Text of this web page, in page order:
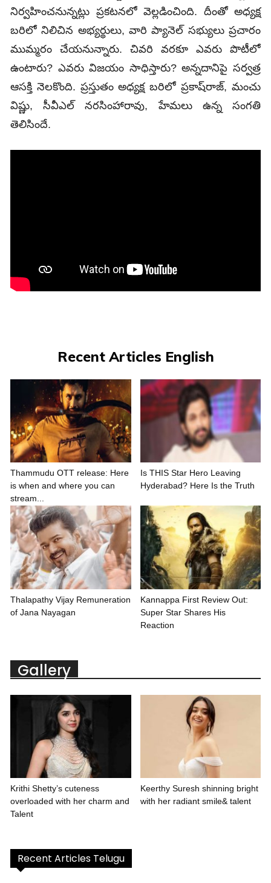
నిర్వహించనున్నట్లు ప్రకటనలో వెల్లడించింది. దీంతో అధ్యక్ష
బరిలో నిలిచిన అభ్యర్థులు, వారి ప్యానెల్‌ సభ్యులు ప్రచారం
ముమ్మరం చేయనున్నారు. చివరి వరకూ ఎవరు పొటీలో
ఉంటారు? ఎవరు విజయం సాధిస్తారు? అన్నదానిపై సర్వత్ర
ఆసక్తి నెలకొంది. ప్రస్తుతం అధ్యక్ష బరిలో ప్రకాష్‌రాజ్‌, మంచు
విష్ణు, సీవీఎల్‌ నరసింహారావు, హేమలు ఉన్న సంగతి
తెలిసిందే.
Recent Articles English
Thammudu OTT release: Here
is when and where you can
stream...
Is THIS Star Hero Leaving
Hyderabad? Here Is the Truth
Thalapathy Vijay Remuneration
of Jana Nayagan
Kannappa First Review Out:
Super Star Shares His
Reaction
Gallery
Krithi Shetty’s cuteness
overloaded with her charm and
Talent
Keerthy Suresh shinning bright
with her radiant smile& talent
Recent Articles Telugu